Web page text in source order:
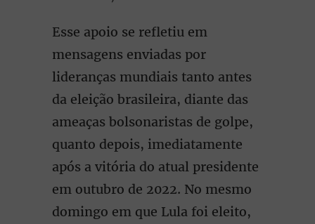
Esse apoio se refletiu em
mensagens enviadas por
lideranças mundiais tanto antes
da eleição brasileira, diante das
ameaças bolsonaristas de golpe,
quanto depois, imediatamente
após a vitória do atual presidente
em outubro de 2022. No mesmo
domingo em que Lula foi eleito,